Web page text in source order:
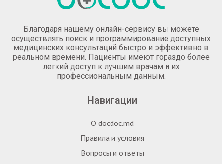
Благодаря нашему онлайн-сервису вы можете
осуществлять поиск и программирование доступных
медицинских консультаций быстро и эффективно в
реальном времени. Пациенты имеют гораздо более
легкий доступ к лучшим врачам и их
профессиональным данным.
Навигации
О docdoc.md
Правила и условия
Вопросы и ответы